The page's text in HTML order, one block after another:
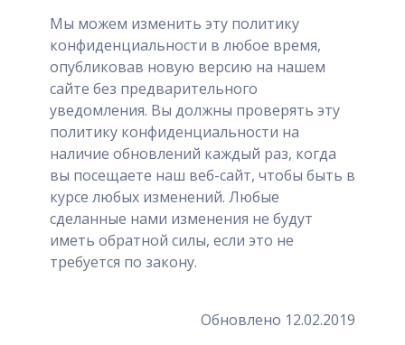
Мы можем изменить эту политику
конфиденциальности в любое время,
опубликовав новую версию на нашем
сайте без предварительного
уведомления. Вы должны проверять эту
политику конфиденциальности на
наличие обновлений каждый раз, когда
вы посещаете наш веб-сайт, чтобы быть в
курсе любых изменений. Любые
сделанные нами изменения не будут
иметь обратной силы, если это не
требуется по закону.
Обновлено 12.02.2019